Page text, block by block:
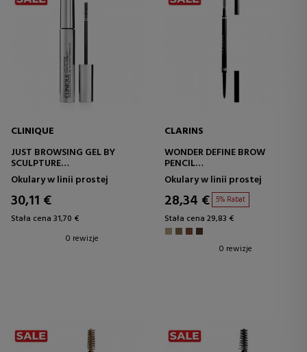
CLINIQUE
JUST BROWSING GEL BY
SCULPTURE
TRANSPARENTNY
ZAGĘSZCZACZ BRWI
Okulary w linii prostej
30,11 €
Stała cena 31,70 €
0 rewizje
CLARINS
WONDER DEFINE BROW
PENCIL
KREDKA DO BRWI
Okulary w linii prostej
28,34 € 5% Rabat
Stała cena 29,83 €
0 rewizje